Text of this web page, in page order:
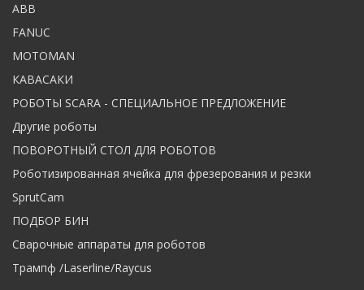
ABB
FANUC
MOTOMAN
КАВАСАКИ
РОБОТЫ SCARA - СПЕЦИАЛЬНОЕ ПРЕДЛОЖЕНИЕ
Другие роботы
ПОВОРОТНЫЙ СТОЛ ДЛЯ РОБОТОВ
Роботизированная ячейка для фрезерования и резки
SprutCam
ПОДБОР БИН
Сварочные аппараты для роботов
Трампф /Laserline/Raycus